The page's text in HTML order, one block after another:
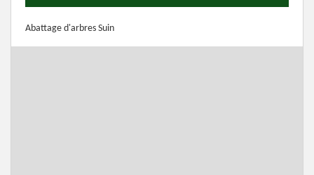
Abattage d'arbres Suin